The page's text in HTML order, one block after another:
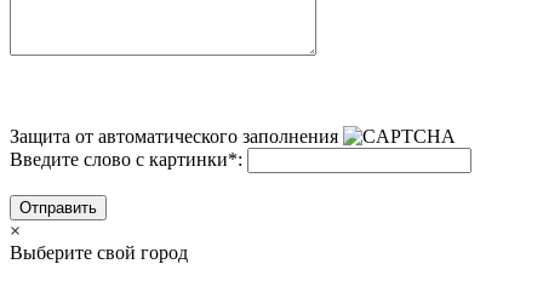
Защита от автоматического заполнения
Введите слово с картинки*:
Отправить
×
Выберите свой город